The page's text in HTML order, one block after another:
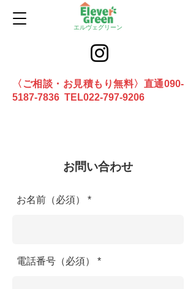
エルヴェグリーン
〈ご相談・お見積もり無料〉直通090-
5187-7836 TEL022-797-9206
​お問い合わせ
お名前（必須）
電話番号（必須）